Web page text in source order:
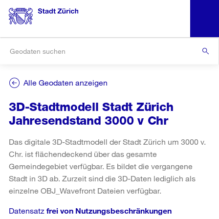
Alle Geodaten anzeigen
3D-Stadtmodell Stadt Zürich
Jahresendstand 3000 v Chr
Das digitale 3D-Stadtmodell der Stadt Zürich um 3000 v.
Chr. ist flächendeckend über das gesamte
Gemeindegebiet verfügbar. Es bildet die vergangene
Stadt in 3D ab. Zurzeit sind die 3D-Daten lediglich als
einzelne OBJ_Wavefront Dateien verfügbar.
Datensatz frei von Nutzungsbeschränkungen